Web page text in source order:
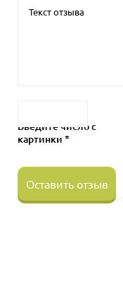
Введите число с
картинки *
Оставить отзыв